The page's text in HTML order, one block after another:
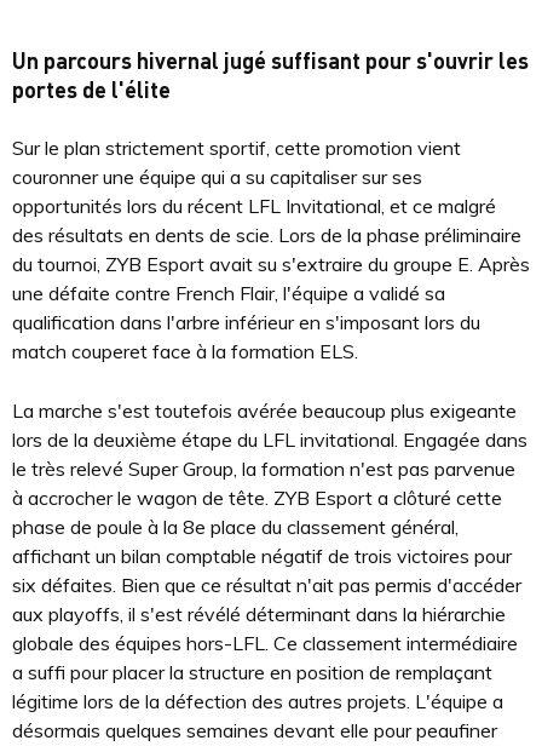
Un parcours hivernal jugé suffisant pour s'ouvrir les
portes de l'élite
Sur le plan strictement sportif, cette promotion vient
couronner une équipe qui a su capitaliser sur ses
opportunités lors du récent LFL Invitational, et ce malgré
des résultats en dents de scie. Lors de la phase préliminaire
du tournoi, ZYB Esport avait su s'extraire du groupe E. Après
une défaite contre French Flair, l'équipe a validé sa
qualification dans l'arbre inférieur en s'imposant lors du
match couperet face à la formation ELS.
La marche s'est toutefois avérée beaucoup plus exigeante
lors de la deuxième étape du LFL invitational. Engagée dans
le très relevé Super Group, la formation n'est pas parvenue
à accrocher le wagon de tête. ZYB Esport a clôturé cette
phase de poule à la 8e place du classement général,
affichant un bilan comptable négatif de trois victoires pour
six défaites. Bien que ce résultat n'ait pas permis d'accéder
aux playoffs, il s'est révélé déterminant dans la hiérarchie
globale des équipes hors-LFL. Ce classement intermédiaire
a suffi pour placer la structure en position de remplaçant
légitime lors de la défection des autres projets. L'équipe a
désormais quelques semaines devant elle pour peaufiner